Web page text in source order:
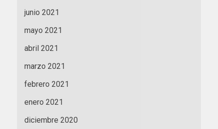
junio 2021
mayo 2021
abril 2021
marzo 2021
febrero 2021
enero 2021
diciembre 2020